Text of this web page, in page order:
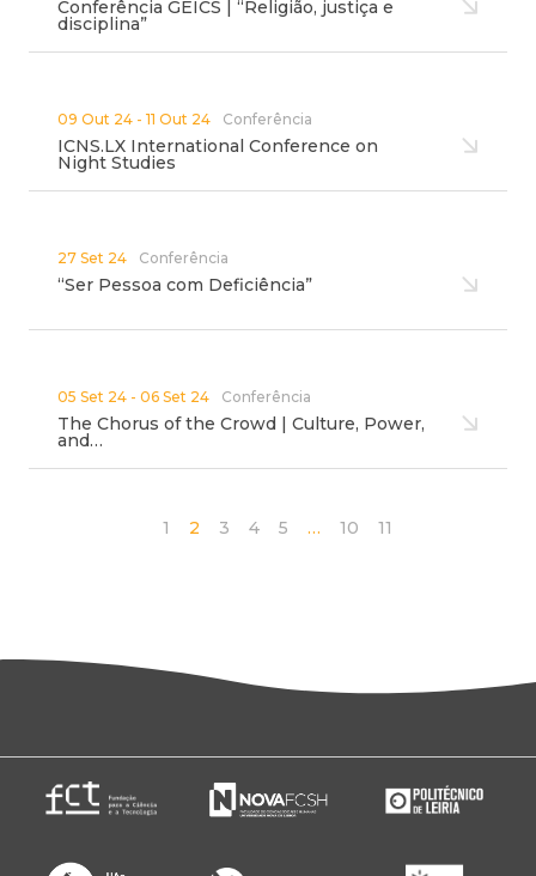
Conferência GEICS | “Religião, justiça e
disciplina”
09 Out 24 - 11 Out 24 Conferência
ICNS.LX International Conference on
Night Studies
27 Set 24 Conferência
“Ser Pessoa com Deficiência”
05 Set 24 - 06 Set 24 Conferência
The Chorus of the Crowd | Culture, Power,
and…
1 2 3 4 5 … 10 11